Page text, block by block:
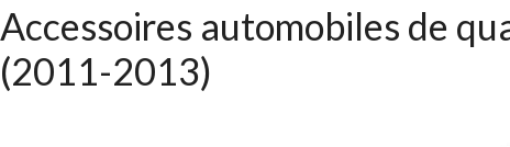
Accessoires automobiles de
(2011-2013)